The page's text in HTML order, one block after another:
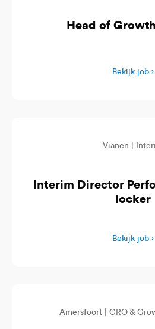
Head of
Bekijk job ›
Vianen |
Interim Director
locker
Bekijk job ›
Amersfoort | CRO &